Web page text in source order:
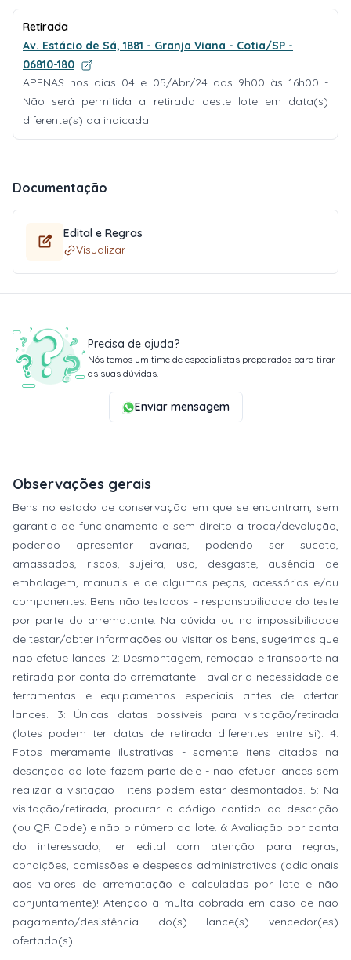
Retirada
Av. Estácio de Sá, 1881 - Granja Viana - Cotia/SP -
06810-180
APENAS nos dias 04 e 05/Abr/24 das 9h00 às 16h00 -
Não será permitida a retirada deste lote em data(s)
diferente(s) da indicada.
Documentação
Edital e Regras
Visualizar
Precisa de ajuda?
Nós temos um time de especialistas preparados para tirar
as suas dúvidas.
Enviar mensagem
Observações gerais
Bens no estado de conservação em que se encontram, sem
garantia de funcionamento e sem direito a troca/devolução,
podendo apresentar avarias, podendo ser sucata,
amassados, riscos, sujeira, uso, desgaste, ausência de
embalagem, manuais e de algumas peças, acessórios e/ou
componentes. Bens não testados – responsabilidade do teste
por parte do arrematante. Na dúvida ou na impossibilidade
de testar/obter informações ou visitar os bens, sugerimos que
não efetue lances. 2: Desmontagem, remoção e transporte na
retirada por conta do arrematante - avaliar a necessidade de
ferramentas e equipamentos especiais antes de ofertar
lances. 3: Únicas datas possíveis para visitação/retirada
(lotes podem ter datas de retirada diferentes entre si). 4:
Fotos meramente ilustrativas - somente itens citados na
descrição do lote fazem parte dele - não efetuar lances sem
realizar a visitação - itens podem estar desmontados. 5: Na
visitação/retirada, procurar o código contido da descrição
(ou QR Code) e não o número do lote. 6: Avaliação por conta
do interessado, ler edital com atenção para regras,
condições, comissões e despesas administrativas (adicionais
aos valores de arrematação e calculadas por lote e não
conjuntamente)! Atenção à multa cobrada em caso de não
pagamento/desistência do(s) lance(s) vencedor(es)
ofertado(s).